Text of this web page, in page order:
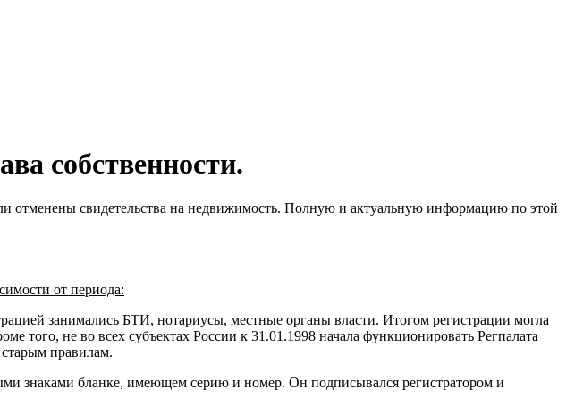
собственности.
отменены свидетельства на недвижимость. Полную и актуальную информацию по этой
от периода:
занимались БТИ, нотариусы, местные органы власти. Итогом регистрации могла
того, не во всех субъектах России к 31.01.1998 начала функционировать Регпалата
старым правилам.
знаками бланке, имеющем серию и номер. Он подписывался регистратором и